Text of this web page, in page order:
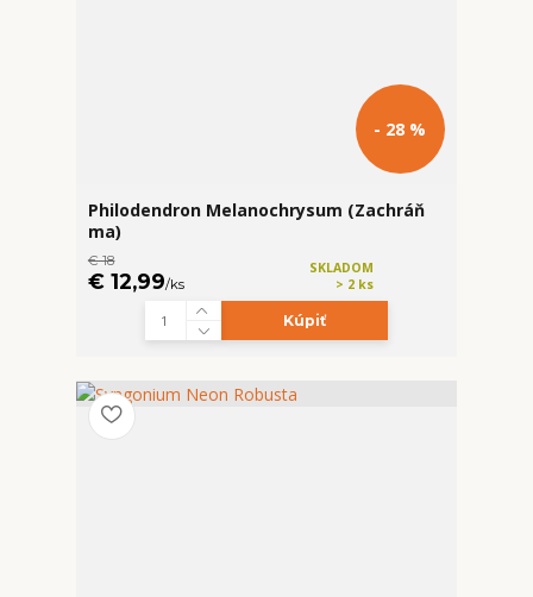
- 28 %
Philodendron Melanochrysum (Zachráň
ma)
€ 18
€ 12,99/ks
SKLADOM
> 2 ks
Kúpiť